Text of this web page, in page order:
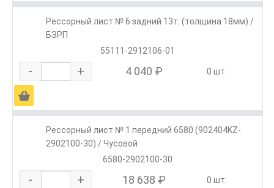
Рессорный лист № 6 задний 13т. (толщина 18мм) /
БЗРП
55111-2912106-01
- + 4 040 ₽ 0 шт.
Ä
Рессорный лист № 1 передний 6580 (902404KZ-
2902100-30) / Чусовой
6580-2902100-30
- + 18 638 ₽ 0 шт.